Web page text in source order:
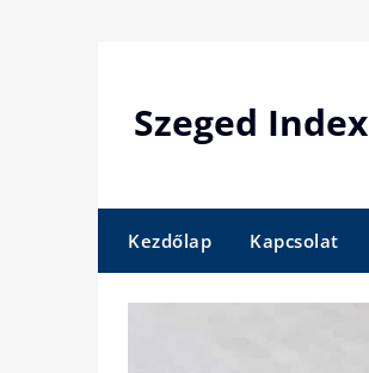
Szeged Index
Kezdőlap Kapcsolat